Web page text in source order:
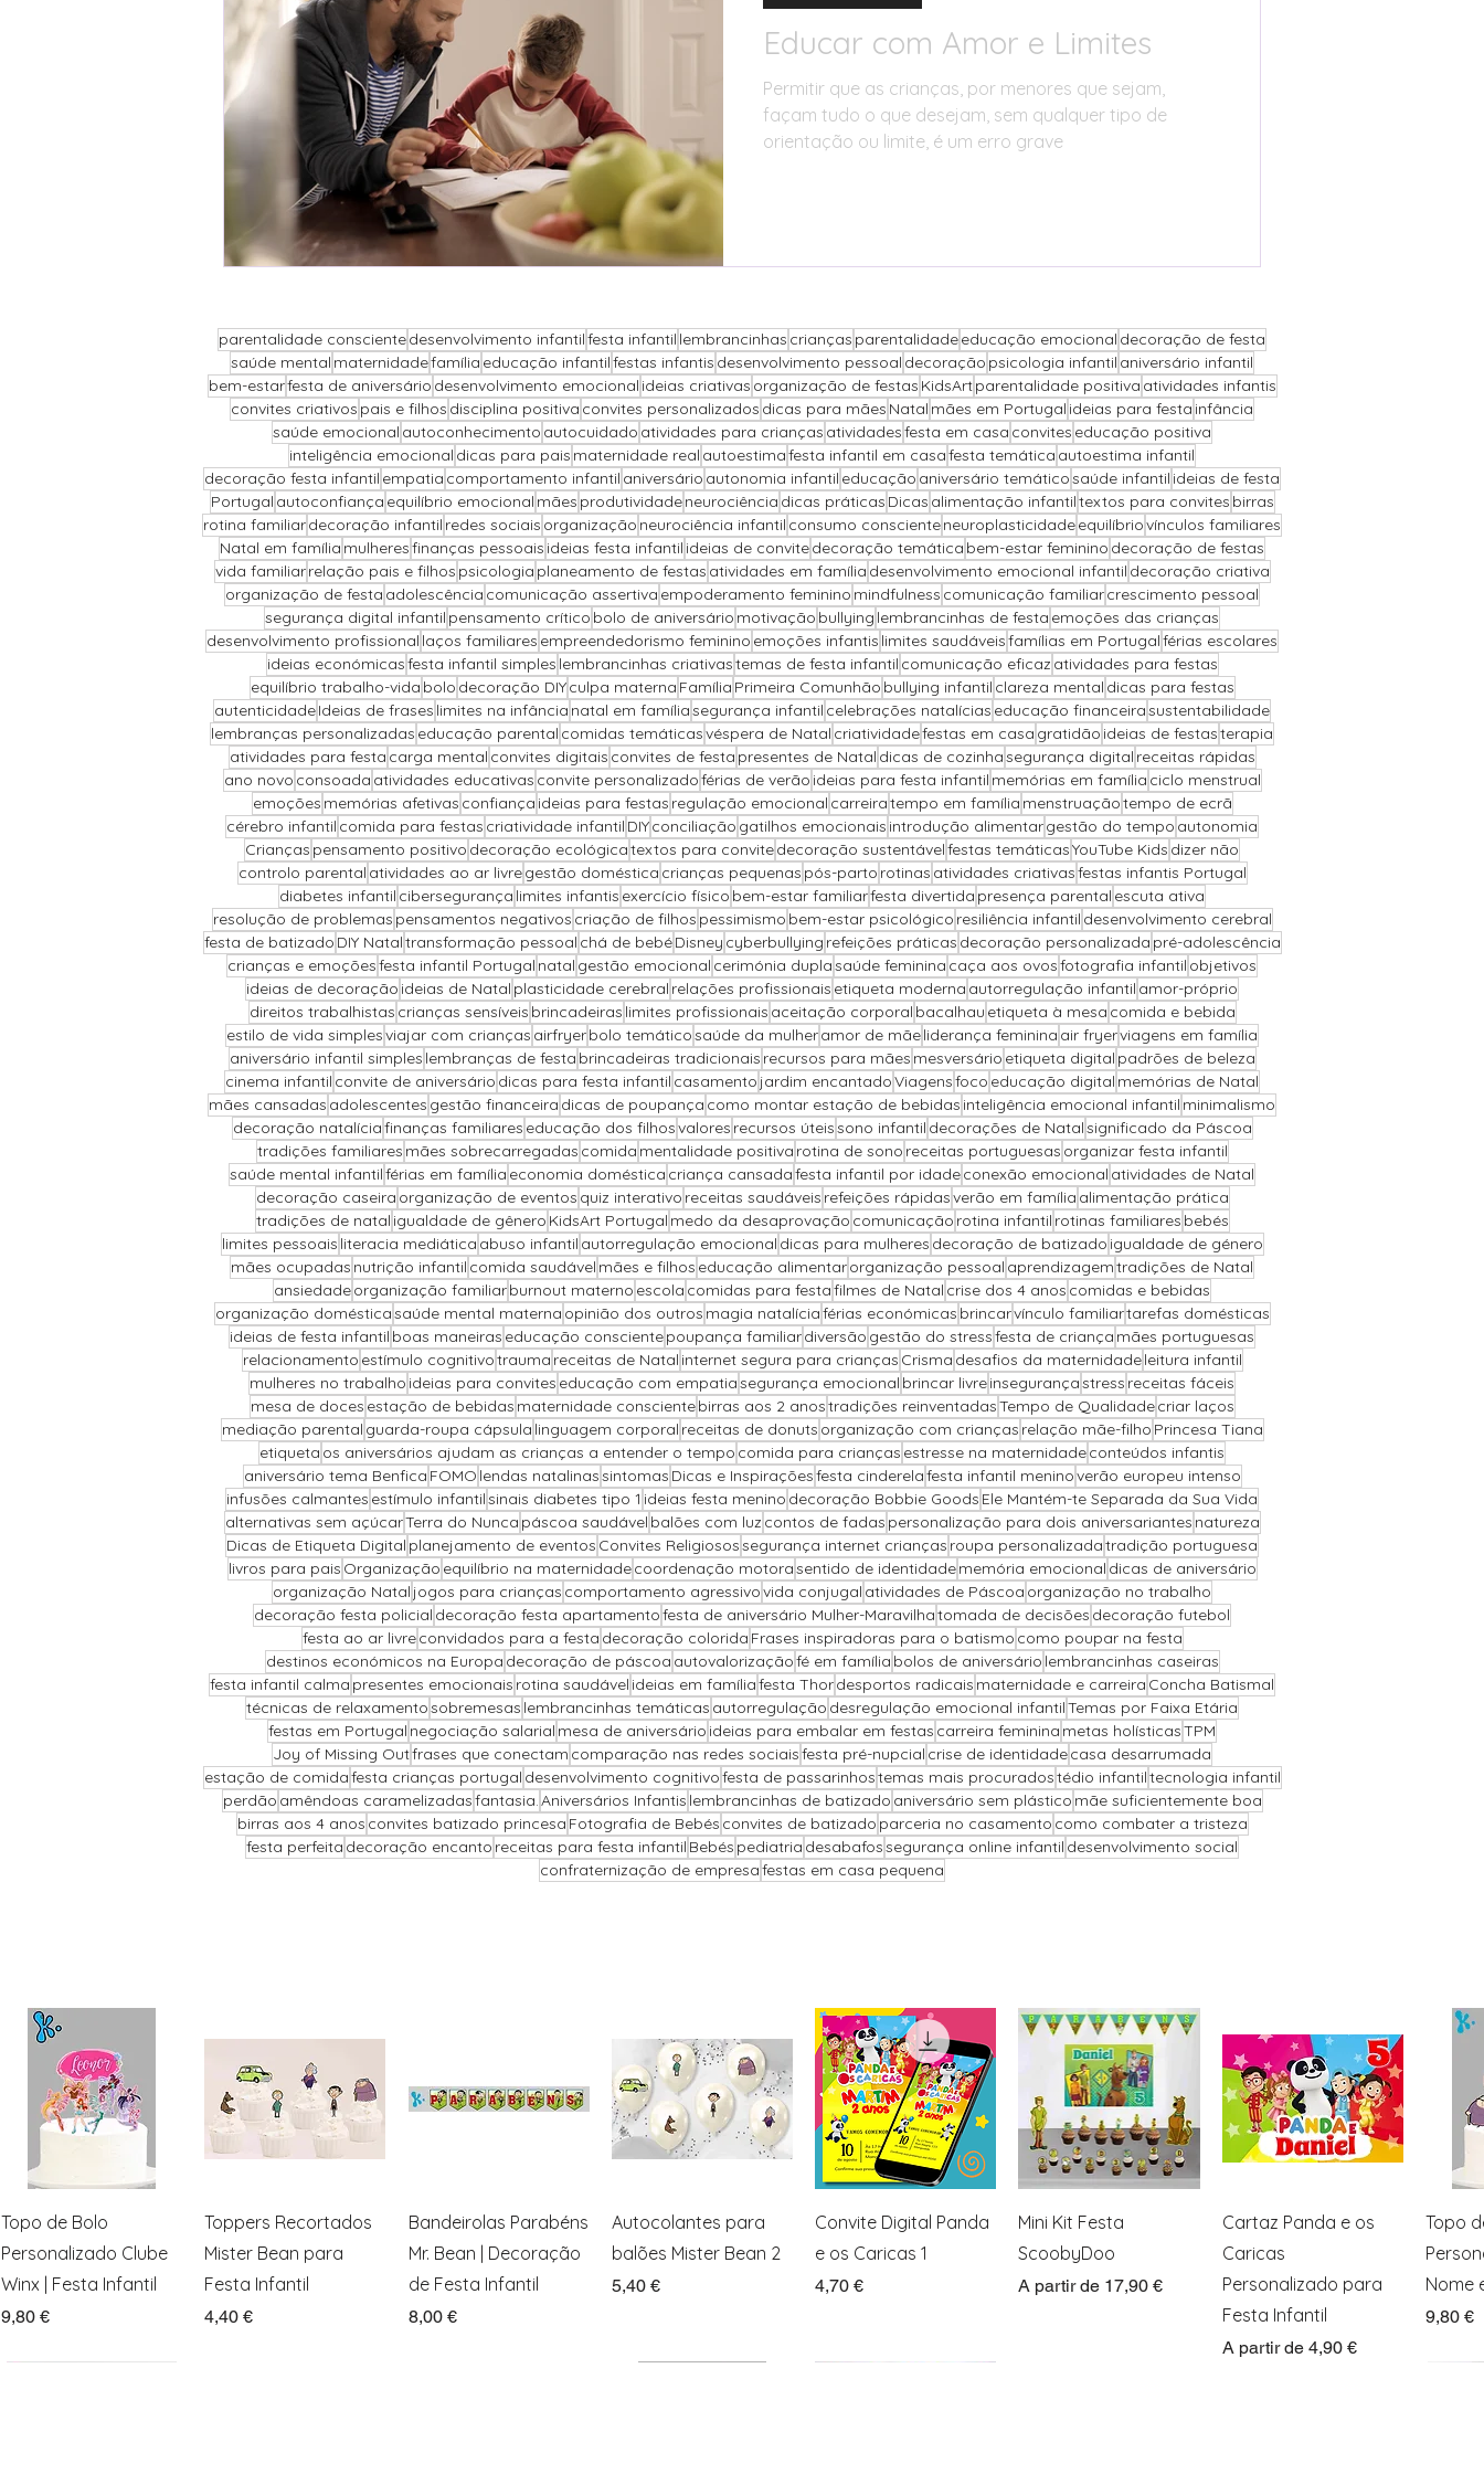
Educar com Amor e Limites
Permitir que as crianças, por menores que sejam,
façam tudo o que desejam, sem qualquer tipo de
orientação ou limite, é um erro grave
parentalidade conscientedesenvolvimento infantilfesta infantil lembrancinhas crianças parentalidadeeducação emocional decoração de festa
saúde mental maternidadefamília educação infantilfestas infantis desenvolvimento pessoal decoração psicologia infantil aniversário infantil
bem-estarfesta de aniversário desenvolvimento emocional ideias criativas organização de festas KidsArtparentalidade positiva atividades infantis
convites criativos pais e filhos disciplina positiva convites personalizados dicas para mães Natal mães em Portugal ideias para festa infância
saúde emocional autoconhecimento autocuidado atividades para crianças atividadesfesta em casa convites educação positiva
inteligência emocional dicas para pais maternidade real autoestimafesta infantil em casafesta temática autoestima infantil
decoração festa infantil empatia comportamento infantil aniversário autonomia infantil educação aniversário temáticosaúde infantil ideias de festa
Portugal autoconfiança equilíbrio emocional mães produtividadeneurociência dicas práticas Dicas alimentação infantiltextos para convites birras
rotina familiardecoração infantil redes sociais organização neurociência infantil consumo conscienteneuroplasticidadeequilíbriovínculos familiares
Natal em família mulheresfinanças pessoais ideias festa infantil ideias de convitedecoração temática bem-estar feminino decoração de festas
vida familiarrelação pais e filhos psicologia planeamento de festas atividades em família desenvolvimento emocional infantil decoração criativa
organização de festa adolescência comunicação assertiva empoderamento feminino mindfulness comunicação familiarcrescimento pessoal
segurança digital infantil pensamento crítico bolo de aniversário motivação bullying lembrancinhas de festa emoções das crianças
desenvolvimento profissional laços familiares empreendedorismo feminino emoções infantis limites saudáveisfamílias em Portugalférias escolares
ideias económicasfesta infantil simples lembrancinhas criativastemas de festa infantil comunicação eficaz atividades para festas
equilíbrio trabalho-vida bolo decoração DIYculpa materna Família Primeira Comunhão bullying infantil clareza mental dicas para festas
autenticidadeIdeias de frases limites na infância natal em famíliasegurança infantil celebrações natalícias educação financeirasustentabilidade
lembranças personalizadas educação parental comidas temáticasvéspera de Natal criatividadefestas em casa gratidão ideias de festasterapia
atividades para festa carga mental convites digitais convites de festa presentes de Natal dicas de cozinhasegurança digital receitas rápidas
ano novo consoada atividades educativas convite personalizadoférias de verão ideias para festa infantil memórias em família ciclo menstrual
emoções memórias afetivas confiança ideias para festas regulação emocional carreiratempo em família menstruaçãotempo de ecrã
cérebro infantil comida para festas criatividade infantil DIYconciliação gatilhos emocionais introdução alimentargestão do tempo autonomia
Crianças pensamento positivo decoração ecológicatextos para convitedecoração sustentávelfestas temáticasYouTube Kids dizer não
controlo parental atividades ao ar livregestão doméstica crianças pequenas pós-parto rotinas atividades criativasfestas infantis Portugal
diabetes infantil cibersegurança limites infantis exercício físico bem-estar familiarfesta divertida presença parental escuta ativa
resolução de problemas pensamentos negativos criação de filhos pessimismo bem-estar psicológico resiliência infantil desenvolvimento cerebral
festa de batizado DIY Nataltransformação pessoal chá de bebéDisney cyberbullying refeições práticas decoração personalizada pré-adolescência
crianças e emoçõesfesta infantil Portugal natal gestão emocional cerimónia duplasaúde feminina caça aos ovosfotografia infantil objetivos
ideias de decoração ideias de Natal plasticidade cerebral relações profissionais etiqueta moderna autorregulação infantil amor-próprio
direitos trabalhistas crianças sensíveis brincadeiras limites profissionais aceitação corporal bacalhau etiqueta à mesa comida e bebida
estilo de vida simplesviajar com crianças airfryerbolo temáticosaúde da mulheramor de mãeliderança feminina air fryerviagens em família
aniversário infantil simples lembranças de festa brincadeiras tradicionais recursos para mães mesversário etiqueta digital padrões de beleza
cinema infantil convite de aniversário dicas para festa infantil casamento jardim encantadoViagensfoco educação digital memórias de Natal
mães cansadas adolescentes gestão financeira dicas de poupança como montar estação de bebidas inteligência emocional infantil minimalismo
decoração natalíciafinanças familiares educação dos filhosvalores recursos úteissono infantil decorações de Natalsignificado da Páscoa
tradições familiares mães sobrecarregadas comida mentalidade positiva rotina de sono receitas portuguesas organizar festa infantil
saúde mental infantilférias em família economia doméstica criança cansadafesta infantil por idadeconexão emocional atividades de Natal
decoração caseira organização de eventos quiz interativo receitas saudáveis refeições rápidasverão em família alimentação prática
tradições de natal igualdade de gênero KidsArt Portugal medo da desaprovação comunicação rotina infantil rotinas familiares bebés
limites pessoais literacia mediática abuso infantil autorregulação emocional dicas para mulheres decoração de batizado igualdade de género
mães ocupadas nutrição infantil comida saudável mães e filhos educação alimentarorganização pessoal aprendizagemtradições de Natal
ansiedadeorganização familiarburnout materno escola comidas para festafilmes de Natal crise dos 4 anos comidas e bebidas
organização domésticasaúde mental materna opinião dos outros magia natalíciaférias económicas brincarvínculo familiartarefas domésticas
ideias de festa infantil boas maneiras educação conscientepoupança familiardiversão gestão do stressfesta de criança mães portuguesas
relacionamento estímulo cognitivotrauma receitas de Natal internet segura para crianças Crisma desafios da maternidadeleitura infantil
mulheres no trabalho ideias para convites educação com empatiasegurança emocional brincar livreinsegurançastress receitas fáceis
mesa de doces estação de bebidas maternidade conscientebirras aos 2 anostradições reinventadasTempo de Qualidadecriar laços
mediação parental guarda-roupa cápsula linguagem corporal receitas de donuts organização com crianças relação mãe-filho Princesa Tiana
etiqueta os aniversários ajudam as crianças a entender o tempo comida para crianças estresse na maternidadeconteúdos infantis
aniversário tema Benfica FOMO lendas natalinassintomas Dicas e Inspiraçõesfesta cinderelafesta infantil meninoverão europeu intenso
infusões calmantes estímulo infantilsinais diabetes tipo 1 ideias festa menino decoração Bobbie Goods Ele Mantém-te Separada da Sua Vida
alternativas sem açúcarTerra do Nunca páscoa saudável balões com luz contos de fadas personalização para dois aniversariantes natureza
Dicas de Etiqueta Digital planejamento de eventos Convites Religiosossegurança internet crianças roupa personalizadatradição portuguesa
livros para pais Organização equilíbrio na maternidadecoordenação motorasentido de identidadememória emocional dicas de aniversário
organização Natal jogos para crianças comportamento agressivovida conjugal atividades de Páscoa organização no trabalho
decoração festa policial decoração festa apartamentofesta de aniversário Mulher-Maravilhatomada de decisões decoração futebol
festa ao ar livreconvidados para a festa decoração colorida Frases inspiradoras para o batismo como poupar na festa
destinos económicos na Europa decoração de páscoa autovalorizaçãofé em família bolos de aniversário lembrancinhas caseiras
festa infantil calma presentes emocionais rotina saudável ideias em famíliafesta Thordesportos radicais maternidade e carreira Concha Batismal
técnicas de relaxamentosobremesas lembrancinhas temáticas autorregulação desregulação emocional infantilTemas por Faixa Etária
festas em Portugal negociação salarial mesa de aniversário ideias para embalar em festas carreira feminina metas holísticasTPM
Joy of Missing Outfrases que conectam comparação nas redes sociaisfesta pré-nupcial crise de identidadecasa desarrumada
estação de comidafesta crianças portugal desenvolvimento cognitivofesta de passarinhostemas mais procuradostédio infantiltecnologia infantil
perdão amêndoas caramelizadasfantasia.Aniversários Infantis lembrancinhas de batizado aniversário sem plástico mãe suficientemente boa
birras aos 4 anos convites batizado princesa Fotografia de Bebés convites de batizado parceria no casamento como combater a tristeza
festa perfeita decoração encanto receitas para festa infantil Bebés pediatria desabafossegurança online infantil desenvolvimento social
confraternização de empresafestas em casa pequena
Visualização rápida
Topo de Bolo
Personalizado Clube
Winx | Festa Infantil
Preço
9,80 €
Visualização rápida
Toppers Recortados
Mister Bean para
Festa Infantil
Preço
4,40 €
Visualização rápida
Bandeirolas Parabéns
Mr. Bean | Decoração
de Festa Infantil
Preço
8,00 €
Visualização rápida
Autocolantes para
balões Mister Bean 2
Preço
5,40 €
Visualização rápida
Convite Digital Panda
e os Caricas 1
Preço
4,70 €
Visualização rápida
Mini Kit Festa
ScoobyDoo
A partir de 17,90 €
Preço promocional
Visualização rápida
Cartaz Panda e os
Caricas
Personalizado para
Festa Infantil
A partir de 4,90 €
Preço promocional
Topo
Nome
Preço
9,80 €